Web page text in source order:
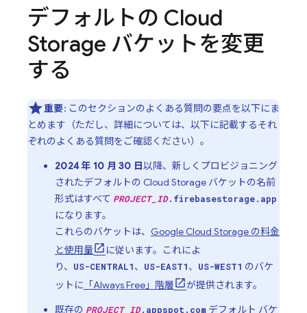
デフォルトの Cloud
Storage バケットを変更
する
重要: このセクションのよくある質問の要点を以下にま
とめます（ただし、詳細については、以下に記載するそれ
ぞれのよくある質問をご確認ください）。
2024 年 10 月 30 日以降、新しくプロビジョニング
されたデフォルトの Cloud Storage バケットの名前
形式はすべて PROJECT_ID.firebasestorage.app
になります。
これらのバケットは、 Google Cloud Storage の料金
と使用量
に従います。これによ
り、
US-CENTRAL1、 US-EAST1、 US-WEST1 のバケ
ットに 「Always Free」階層
が提供されます。
既存の PROJECT_ID.appspot.com デフォルト バケ